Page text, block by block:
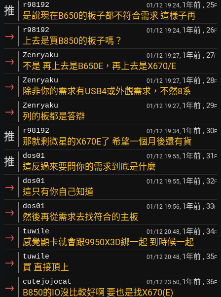
推 r98192 01/12 19:24, 1年前 , 25F
是說現在B650的板子都不符合需求 這樣子再
→ r98192 01/12 19:24, 1年前 , 26F
上去是買B850的板子嗎？
→ Zenryaku 01/12 19:27, 1年前 , 27F
不是 再上去是B650E，再上去是X670/E
→ Zenryaku 01/12 19:27, 1年前 , 28F
除非你的需求有USB4或外觀需求，不然8系
→ Zenryaku 01/12 19:27, 1年前 , 29F
列的板都是答辯
推 r98192 01/12 19:34, 1年前 , 30F
那就剩微星的X670E了 希望一個月後還有貨
推 dos01 01/12 19:55, 1年前 , 31 F
這反過來要問你的需求到底是什麼
→ dos01 01/12 19:55, 1年前 , 32F
這只有你自己知道
→ dos01 01/12 19:56, 1年前 , 33F
然後再從需求去找符合的主板
→ tuwile 01/12 20:48, 1年前 , 34F
感覺顯卡就會跟9950X3D綁一起 到時候一起
→ tuwile 01/12 20:48, 1年前 , 35F
買 直接頂上
→ cutejojocat 01/12 23:50, 1年前 , 36F
B850的IO沒比較好啊 要也是找X670(E)